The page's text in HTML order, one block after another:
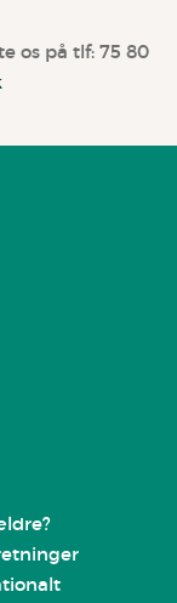
os på tlf: 75 80